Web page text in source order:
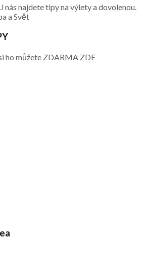
najdete tipy na výlety a dovolenou.
a Svět
ho můžete ZDARMA ZDE